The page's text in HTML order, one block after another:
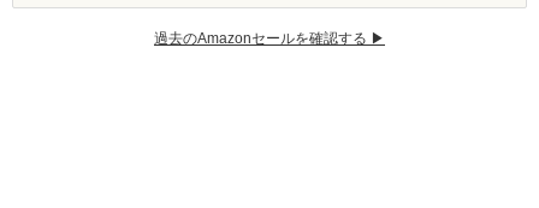
過去のAmazonセールを確認する ▶︎